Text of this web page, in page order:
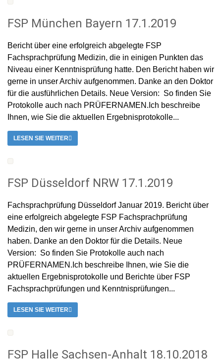
FSP München Bayern 17.1.2019
Bericht über eine erfolgreich abgelegte FSP
Fachsprachprüfung Medizin, die in einigen Punkten das
Niveau einer Kenntnisprüfung hatte. Den Bericht haben wir
gerne in unser Archiv aufgenommen. Danke an den Doktor
für die ausführlichen Details. Neue Version: So finden Sie
Protokolle auch nach PRÜFERNAMEN.Ich beschreibe
Ihnen, wie Sie die aktuellen Ergebnisprotokolle...
LESEN SIE WEITER
FSP Düsseldorf NRW 17.1.2019
Fachsprachprüfung Düsseldorf Januar 2019. Bericht über
eine erfolgreich abgelegte FSP Fachsprachprüfung
Medizin, den wir gerne in unser Archiv aufgenommen
haben. Danke an den Doktor für die Details. Neue
Version: So finden Sie Protokolle auch nach
PRÜFERNAMEN.Ich beschreibe Ihnen, wie Sie die
aktuellen Ergebnisprotokolle und Berichte über FSP
Fachsprachprüfungen und Kenntnisprüfungen...
LESEN SIE WEITER
FSP Halle Sachsen-Anhalt 18.10.2018